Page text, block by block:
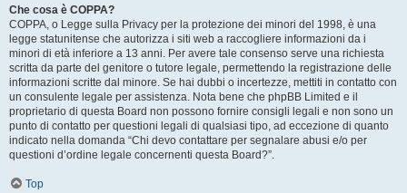
Che cosa è COPPA?
COPPA, o Legge sulla Privacy per la protezione dei minori del 1998, è una
legge statunitense che autorizza i siti web a raccogliere informazioni da i
minori di età inferiore a 13 anni. Per avere tale consenso serve una richiesta
scritta da parte del genitore o tutore legale, permettendo la registrazione delle
informazioni scritte dal minore. Se hai dubbi o incertezze, mettiti in contatto con
un consulente legale per assistenza. Nota bene che phpBB Limited e il
proprietario di questa Board non possono fornire consigli legali e non sono un
punto di contatto per questioni legali di qualsiasi tipo, ad eccezione di quanto
indicato nella domanda “Chi devo contattare per segnalare abusi e/o per
questioni d’ordine legale concernenti questa Board?”.
Top